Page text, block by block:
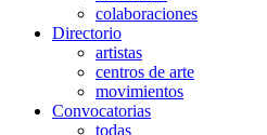
colaboraciones
Directorio
artistas
centros de arte
movimientos
Convocatorias
todas